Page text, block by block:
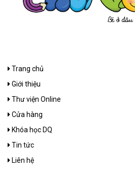
Trang chủ
Giới thiệu
Thư viện Online
Cửa hàng
Khóa học DQ
Tin tức
Liên hệ